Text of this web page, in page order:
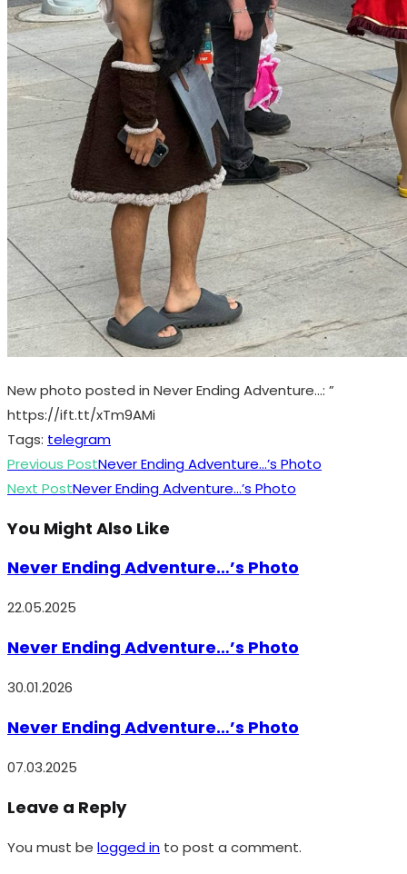
New photo posted in Never Ending Adventure…: ”
https://ift.tt/xTm9AMi
Tags: telegram
Read
more
Previous PostNever Ending Adventure…’s Photo
Next PostNever Ending Adventure…’s Photo
You Might Also Like
Never Ending Adventure…’s Photo
22.05.2025
Never Ending Adventure…’s Photo
30.01.2026
Never Ending Adventure…’s Photo
07.03.2025
Leave a Reply
You must be logged in to post a comment.